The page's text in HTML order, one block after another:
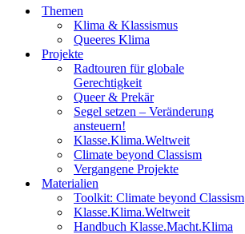
Themen
Klima & Klassismus
Queeres Klima
Projekte
Radtouren für globale
Gerechtigkeit
Queer & Prekär
Segel setzen – Veränderung
ansteuern!
Klasse.Klima.Weltweit
Climate beyond Classism
Vergangene Projekte
Materialien
Toolkit: Climate beyond Classism
Klasse.Klima.Weltweit
Handbuch Klasse.Macht.Klima